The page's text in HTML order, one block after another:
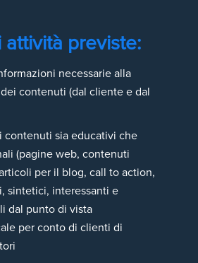
attività previste:
necessarie alla
contenuti (dal cliente e dal
contenuti sia educativi che
(pagine web, contenuti
per il blog, call to action,
sintetici, interessanti e
dal punto di vista
per conto di clienti di